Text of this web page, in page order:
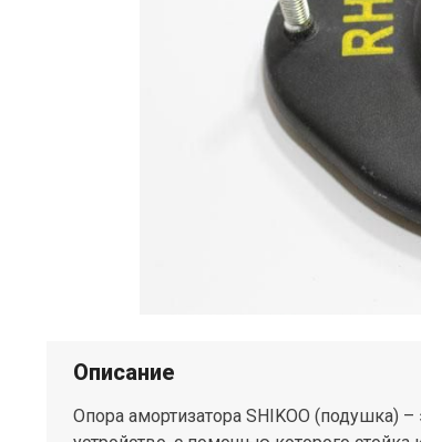
Описание
Опора амортизатора SHIKOO (подушка)